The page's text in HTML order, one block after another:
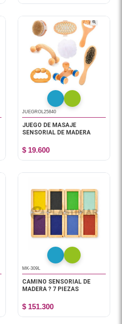
JUEGROL25840
JUEGO DE MASAJE
SENSORIAL DE MADERA
$ 19.600
MK-309L
CAMINO SENSORIAL DE
MADERA ? 7 PIEZAS
$ 151.300